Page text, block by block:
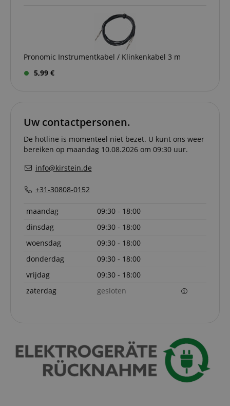
Pronomic Instrumentkabel / Klinkenkabel 3 m
5,99 €
Uw contactpersonen.
De hotline is momenteel niet bezet. U kunt ons weer
bereiken op maandag 10.08.2026 om 09:30 uur.
info@kirstein.de
+31-30808-0152
maandag
09:30 - 18:00
dinsdag
09:30 - 18:00
woensdag
09:30 - 18:00
donderdag
09:30 - 18:00
vrijdag
09:30 - 18:00
zaterdag
gesloten